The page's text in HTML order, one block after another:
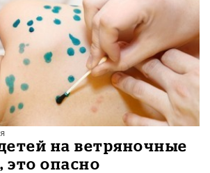
на ветряночные
это опасно